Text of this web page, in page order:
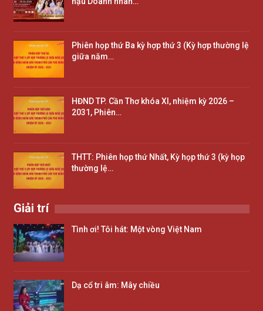
Phiên họp thứ Ba kỳ hợp thứ 3 (Kỳ hợp thường lệ
giữa năm…
HĐND TP. Cần Thơ khóa XI, nhiệm kỳ 2026 –
2031, Phiên…
THTT: Phiên họp thứ Nhất, Kỳ họp thứ 3 (kỳ họp
thường lệ…
Giải trí
Tình ơi! Tôi hát: Một vòng Việt Nam
Dạ cổ tri âm: Mây chiều